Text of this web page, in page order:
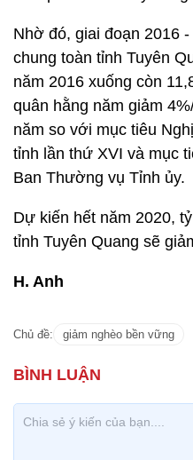
Nhờ đó, giai đoạn 2016
chung toàn tỉnh Tuyên
năm 2016 xuống còn
quân hằng năm giảm
năm so với mục tiêu
tỉnh lần thứ XVI và mục
Ban Thường vụ Tỉnh ủy.
Dự kiến hết năm 2020,
tỉnh Tuyên Quang sẽ
H. Anh
Chủ đề: giảm nghèo bền vững